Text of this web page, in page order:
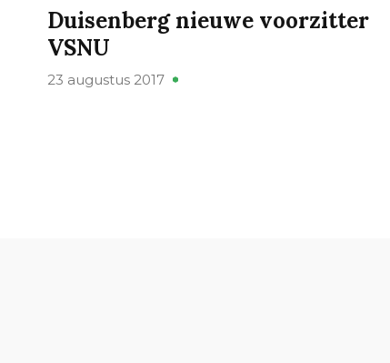
Duisenberg nieuwe voorzitter
VSNU
23 augustus 2017